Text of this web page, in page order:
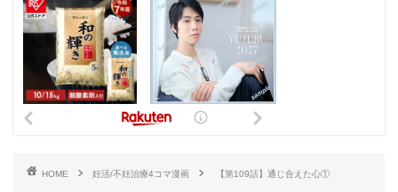
HOME 妊活/不妊治療4コマ漫画 【第109話】通じ合えた心①